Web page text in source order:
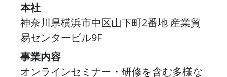
本社
神奈川県横浜市中区山下町2番地 産業貿
易センタービル9F
事業内容
オンラインセミナー・研修を含む多様な